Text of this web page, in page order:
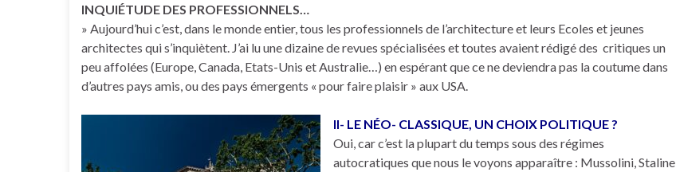
INQUIÉTUDE DES PROFESSIONNELS…
» Aujourd’hui c’est, dans le monde entier, tous les professionnels de l’architecture et leurs Ecoles et jeunes
architectes qui s’inquiètent. J’ai lu une dizaine de revues spécialisées et toutes avaient rédigé des critiques un
peu affolées (Europe, Canada, Etats-Unis et Australie…) en espérant que ce ne deviendra pas la coutume dans
d’autres pays amis, ou des pays émergents « pour faire plaisir » aux USA.
II- LE NÉO- CLASSIQUE, UN CHOIX POLITIQUE ?
Oui, car c’est la plupart du temps sous des régimes
autocratiques que nous le voyons apparaître : Mussolini, Staline